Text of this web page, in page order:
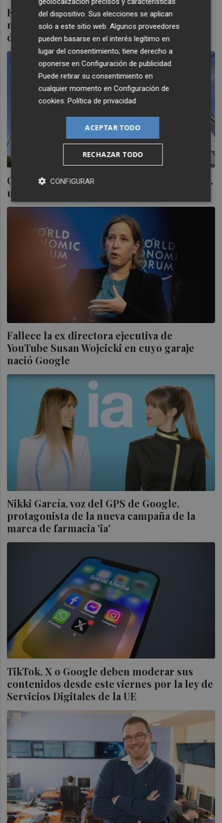
El TJUE confirma una multa de 2.424
millones a Google por abuso de posición
dominante
Google España gana 63,4 millones en 2023,
un 21,2% más, tras ingresar 290,5 millones
Fallece la ex directora ejecutiva de
YouTube Susan Wojcicki en cuyo garaje
nació Google
Nikki García, voz del GPS de Google,
protagonista de la nueva campaña de la
marca de farmacia 'ia'
TikTok, X o Google deben moderar sus
contenidos desde este viernes por la ley de
Servicios Digitales de la UE
del dispositivo. Sus elecciones se aplican
solo a este sitio web. Algunos proveedores
pueden basarse en el interés legítimo en
lugar del consentimiento; tiene derecho a
oponerse enConfiguración de publicidad.
Puede retirar su consentimiento en
cualquier momento enConfiguración de
cookies.Política de privacidad
ACEPTAR TODO
RECHAZAR TODO
CONFIGURAR